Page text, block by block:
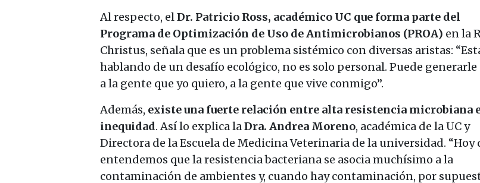
Al respecto, elDr. Patricio Ross, académico UC que forma parte del
Programa de Optimización de Uso de Antimicrobianos (PROA) en la
Christus, señala que es un problema sistémico con diversas aristas:
hablando de un desafío ecológico, no es solo personal. Puede generarle
a la gente que yo quiero, a la gente que vive conmigo”.
Además, existe una fuerte relación entre alta resistencia microbiana
inequidad. Así lo explica laDra. Andrea Moreno, académica de la UC y
Directora de la Escuela de Medicina Veterinaria de la universidad. “Hoy
entendemos que la resistencia bacteriana se asocia muchísimo a la
contaminación de ambientes y, cuando hay contaminación, por